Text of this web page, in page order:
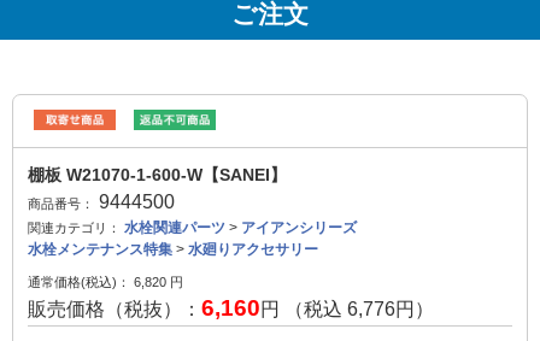
ご注文
棚板 W21070-1-600-W【SANEI】
商品番号： 9444500
関連カテゴリ： 水栓関連パーツ > アイアンシリーズ
水栓メンテナンス特集 > 水廻りアクセサリー
通常価格(税込)： 6,820 円
販売価格（税抜）： 6,160円 （税込 6,776円）